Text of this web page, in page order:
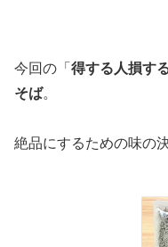
今回の「 得する人損す
そば。
絶品にするための味の